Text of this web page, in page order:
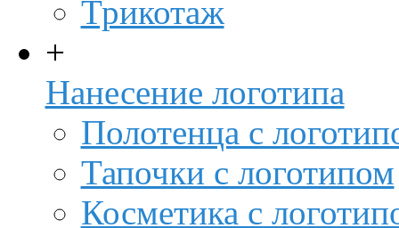
Трикотаж
+
Нанесение логотипа
Полотенца с
Тапочки с логотипом
Косметика с